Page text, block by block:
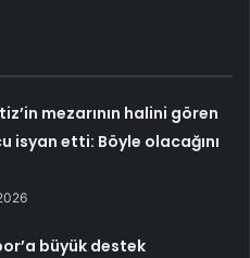
mezarının halini gören
isyan etti: Böyle olacağını
büyük destek